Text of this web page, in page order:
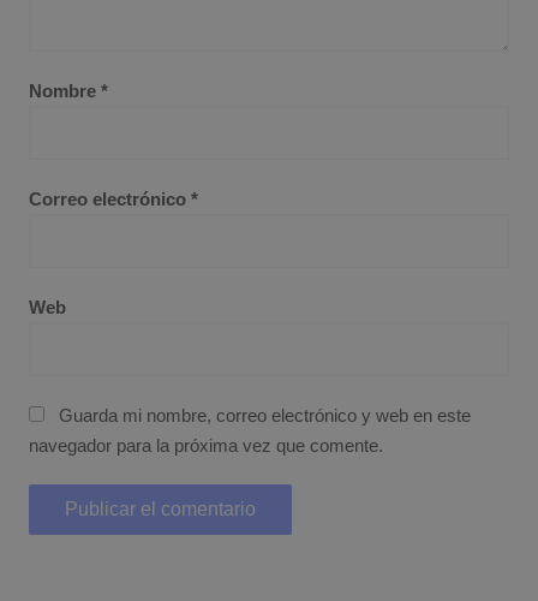
Nombre *
Correo electrónico *
Web
Guarda mi nombre, correo electrónico y web en este
navegador para la próxima vez que comente.